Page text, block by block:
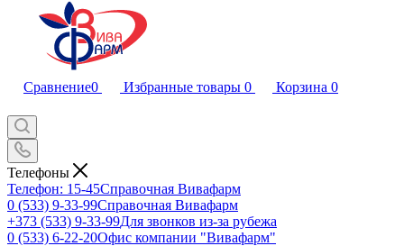
Сравнение0 Избранные товары 0 Корзина 0
Телефоны
Телефон: 15-45Справочная Вивафарм
0 (533) 9-33-99Справочная Вивафарм
+373 (533) 9-33-99Для звонков из-за рубежа
0 (533) 6-22-20Офис компании "Вивафарм"